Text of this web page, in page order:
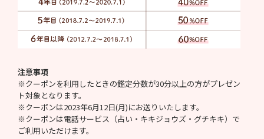
注意事項
※クーポンを利用したときの鑑定分数が30分以上の方がプレゼン
ト対象となります。
※クーポンは2023年6月12日(月)にお送りいたします。
※クーポンは電話サービス（占い・キキジョウズ・グチキキ）で
ご利用いただけます。